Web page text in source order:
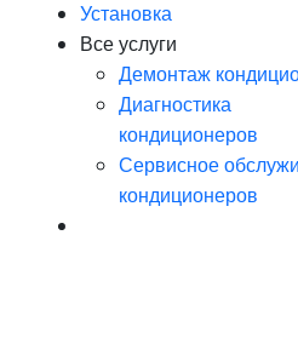
Установка
Все услуги
Демонтаж
Диагностика
кондиционеров
Сервисное
кондиционеров